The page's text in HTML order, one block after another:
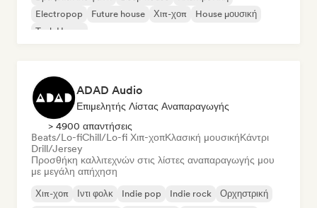
Electropop
Future house Χιπ-χοπ
House μουσική
Tech House
ADAD Audio
Επιμελητής Λίστας Αναπαραγωγής
> 4900 απαντήσεις
Beats/Lo-fiChill/Lo-fi Χιπ-χοπΚλασική μουσικήΚάντρι
Drill/Jersey
Προσθήκη καλλιτεχνών στις λίστες αναπαραγωγής μου
με μεγάλη απήχηση
Χιπ-χοπ Ιντι φολκ Indie pop Indie rock
Ορχηστρική